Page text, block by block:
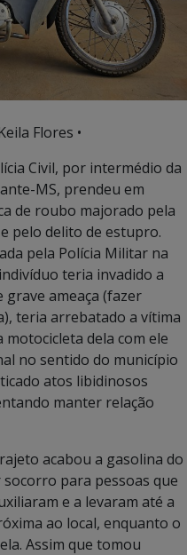
Flores •
Civil, por intermédio da
MS, prendeu em
de roubo majorado pela
pelo delito de estupro.
pela Polícia Militar na
teria invadido a
grave ameaça (fazer
teria arrebatado a vítima
dela com ele
no sentido do município
atos libidinosos
manter relação
acabou a gasolina do
para pessoas que
e a levaram até a
ao local, enquanto o
Assim que tomou